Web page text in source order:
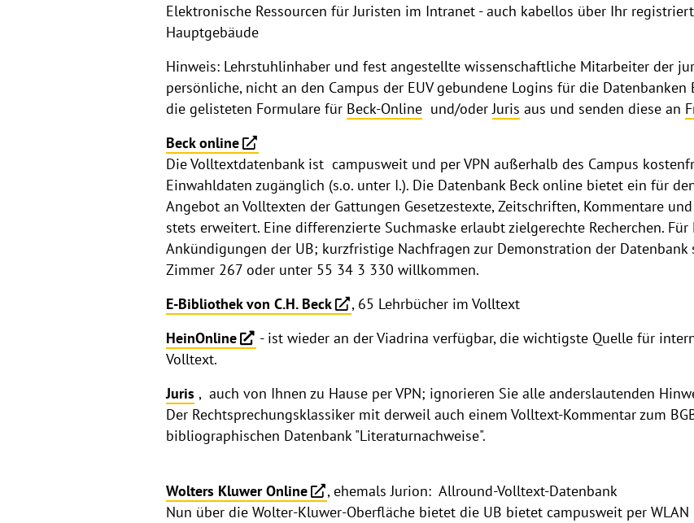
Elektronische Ressourcen für Juristen im Intranet - auch kabellos über Ihr
Hauptgebäude
Hinweis: Lehrstuhlinhaber und fest angestellte wissenschaftliche Mitarbeiter der
persönliche, nicht an den Campus der EUV gebundene Logins für die
die gelisteten Formulare für Beck-Online und/oderJuris aus und senden diese an
Beck online
Die Volltextdatenbank ist campusweit und per VPN außerhalb des Campus
Einwahldaten zugänglich (s.o. unter I.). Die Datenbank Beck online bietet ein für
Angebot an Volltexten der Gattungen Gesetzestexte, Zeitschriften, Kommentare
stets erweitert. Eine differenzierte Suchmaske erlaubt zielgerechte Recherchen.
Ankündigungen der UB; kurzfristige Nachfragen zur Demonstration der Datenbank
Zimmer 267 oder unter 55 34 3 330 willkommen.
E-Bibliothek von C.H. Beck
, 65 Lehrbücher im Volltext
HeinOnline
- ist wieder an der Viadrina verfügbar, die wichtigste Quelle für
Volltext.
Juris , auch von Ihnen zu Hause per VPN; ignorieren Sie alle anderslautenden
Der Rechtsprechungsklassiker mit derweil auch einem Volltext-Kommentar zum
bibliographischen Datenbank "Literaturnachweise".
Wolters Kluwer Online
, ehemals Jurion: Allround-Volltext-Datenbank
Nun über die Wolter-Kluwer-Oberfläche bietet die UB bietet campusweit per